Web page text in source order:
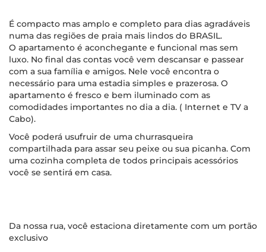
É compacto mas amplo e completo para dias agradáveis
numa das regiões de praia mais lindos do BRASIL.
O apartamento é aconchegante e funcional mas sem
luxo. No final das contas você vem descansar e passear
com a sua família e amigos. Nele você encontra o
necessário para uma estadia simples e prazerosa. O
apartamento é fresco e bem iluminado com as
comodidades importantes no dia a dia. ( Internet e TV a
Cabo).
Você poderá usufruir de uma churrasqueira
compartilhada para assar seu peixe ou sua picanha. Com
uma cozinha completa de todos principais acessórios
você se sentirá em casa.
Da nossa rua, você estaciona diretamente com um portão
exclusivo